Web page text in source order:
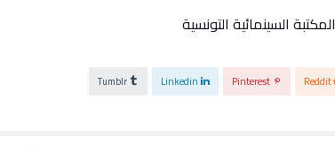
السينمائية التونسية
Reddit
Pinterest
Linkedin
Tumblr